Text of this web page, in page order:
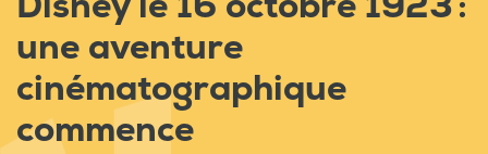
une aventure
cinématographique
commence